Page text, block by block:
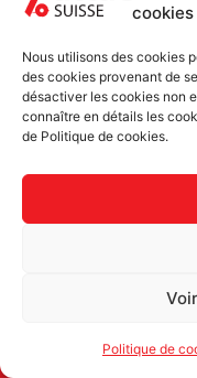
cookies
Nous utilisons des cookies
des cookies provenant de
désactiver les cookies non
connaître en détails les
de Politique de cookies.
Politique de